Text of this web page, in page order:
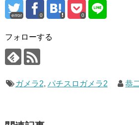
error 0 0
フォローする
ガメラ2, パチスロガメラ2 恭